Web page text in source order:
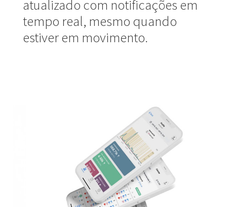
atualizado com notificações em
tempo real, mesmo quando
estiver em movimento.